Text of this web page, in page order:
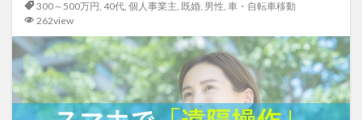
300～500万円, 40代, 個人事業主, 既婚, 男性, 車・自転車移動
262view